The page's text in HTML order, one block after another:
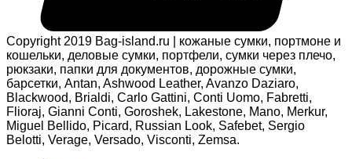
Copyright 2019 Bag-island.ru | кожаные сумки, портмоне и
кошельки, деловые сумки, портфели, сумки через плечо,
рюкзаки, папки для документов, дорожные сумки,
барсетки, Antan, Ashwood Leather, Avanzo Daziaro,
Blackwood, Brialdi, Carlo Gattini, Conti Uomo, Fabretti,
Flioraj, Gianni Conti, Goroshek, Lakestone, Mano, Merkur,
Miguel Bellido, Picard, Russian Look, Safebet, Sergio
Belotti, Verage, Versado, Visconti, Zemsa.